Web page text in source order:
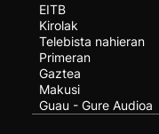
EITB
Kirolak
Telebista nahieran
Primeran
Gaztea
Makusi
Guau - Gure Audioa